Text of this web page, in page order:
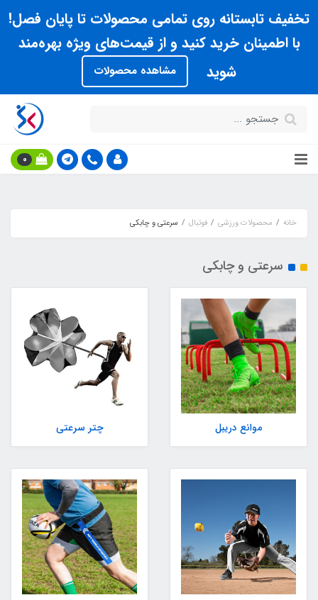
تخفیف تابستانه روی تمامی محصولات تا پایان فصل!
با اطمینان خرید کنید و از قیمت‌های ویژه بهره‌مند
شوید
مشاهده محصولات
0
خانه محصولات ورزشی فوتبال سرعتی و چابکی
سرعتی و چابکی
موانع دریبل چتر سرعتی